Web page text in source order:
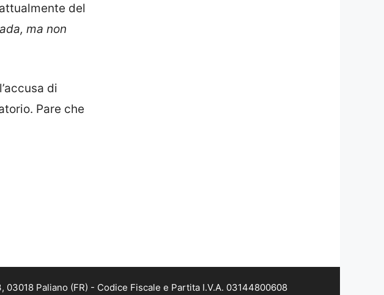
del
ma non
di
Pare che
Paliano (FR) - Codice Fiscale e Partita I.V.A. 03144800608